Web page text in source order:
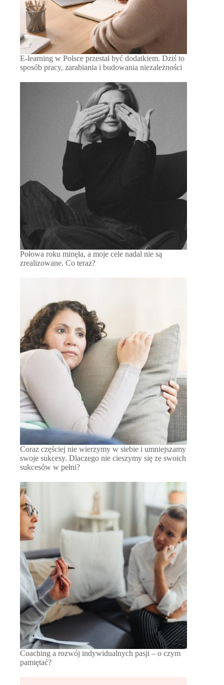
E-learning w Polsce przestał być dodatkiem. Dziś to
sposób pracy, zarabiania i budowania niezależności
Połowa roku minęła, a moje cele nadal nie są
zrealizowane. Co teraz?
Coraz częściej nie wierzymy w siebie i umniejszamy
swoje sukcesy. Dlaczego nie cieszymy się ze swoich
sukcesów w pełni?
Coaching a rozwój indywidualnych pasji – o czym
pamiętać?